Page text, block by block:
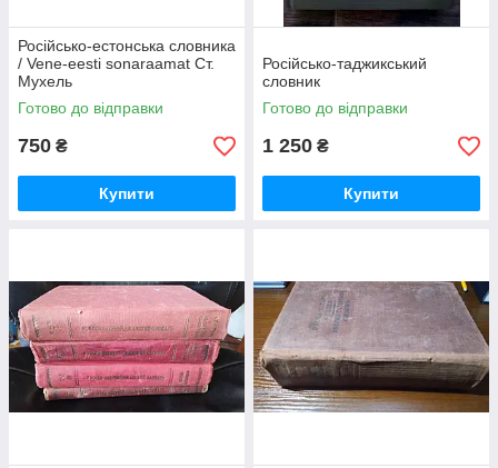
Російсько-естонська словника
/ Vene-eesti sonaraamat Ст.
Мухель
Готово до відправки
750 ₴
Купити
Російсько-таджикський
словник
Готово до відправки
1 250 ₴
Купити